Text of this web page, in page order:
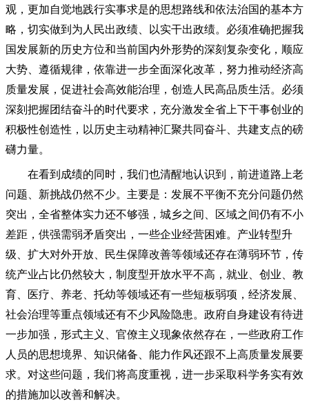
观，更加自觉地践行实事求是的思想路线和依法治国的基本方
略，切实做到为人民出政绩、以实干出政绩。必须准确把握我
国发展新的历史方位和当前国内外形势的深刻复杂变化，顺应
大势、遵循规律，依靠进一步全面深化改革，努力推动经济高
质量发展，促进社会高效能治理，创造人民高品质生活。必须
深刻把握团结奋斗的时代要求，充分激发全省上下干事创业的
积极性创造性，以历史主动精神汇聚共同奋斗、共建支点的磅
礴力量。
在看到成绩的同时，我们也清醒地认识到，前进道路上老
问题、新挑战仍然不少。主要是：发展不平衡不充分问题仍然
突出，全省整体实力还不够强，城乡之间、区域之间仍有不小
差距，供强需弱矛盾突出，一些企业经营困难。产业转型升
级、扩大对外开放、民生保障改善等领域还存在薄弱环节，传
统产业占比仍然较大，制度型开放水平不高，就业、创业、教
育、医疗、养老、托幼等领域还有一些短板弱项，经济发展、
社会治理等重点领域还有不少风险隐患。政府自身建设有待进
一步加强，形式主义、官僚主义现象依然存在，一些政府工作
人员的思想境界、知识储备、能力作风还跟不上高质量发展要
求。对这些问题，我们将高度重视，进一步采取科学务实有效
的措施加以改善和解决。